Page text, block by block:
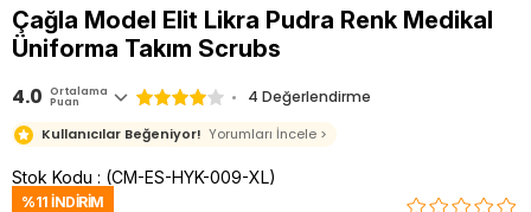
Çağla Model Elit Likra Pudra Renk Medikal
Üniforma Takım Scrubs
4.0 Ortalama
Puan 4 Değerlendirme
Kullanıcılar Beğeniyor! Yorumları İncele >
Stok Kodu (CM-ES-HYK-009-XL)
%11 İNDIRIM